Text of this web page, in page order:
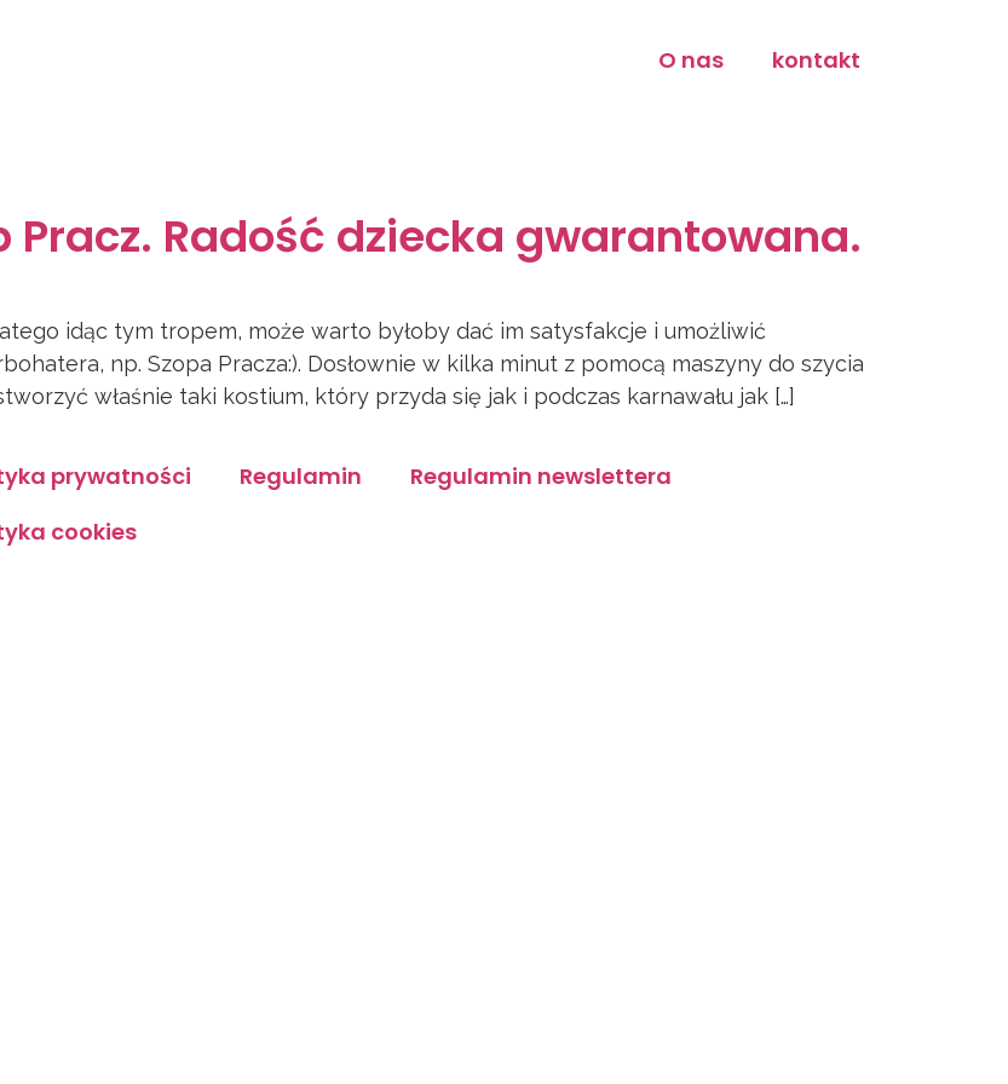
O nas kontakt
Pracz. Radość dziecka gwarantowana.
idąc tym tropem, może warto byłoby dać im satysfakcje i umożliwić
np. Szopa Pracza:). Dosłownie w kilka minut z pomocą maszyny do szycia
właśnie taki kostium, który przyda się jak i podczas karnawału jak […]
prywatności Regulamin
Regulamin newslettera
cookies